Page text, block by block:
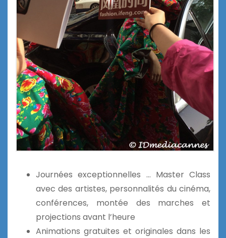
Journées exceptionnelles … Master Class
avec des artistes, personnalités du cinéma,
conférences, montée des marches et
projections avant l’heure
Animations gratuites et originales dans les